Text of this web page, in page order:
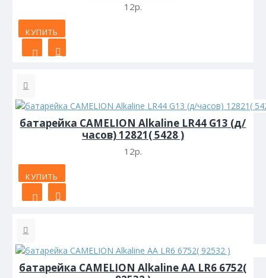
12р.
КУПИТЬ
батарейка CAMELION Alkaline LR44 G13 (д/
часов) 12821( 5428 )
12р.
КУПИТЬ
батарейка CAMELION Alkaline АА LR6 6752(